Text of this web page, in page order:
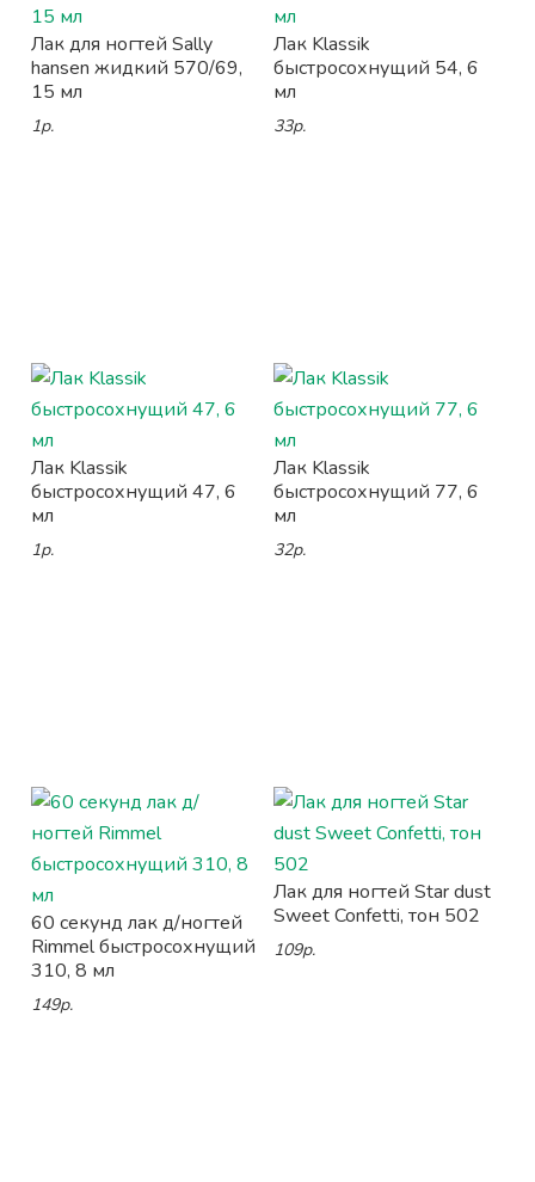
Лак для ногтей Sally
hansen жидкий 570/69,
15 мл
1р.
Лак Klassik
быстросохнущий 54, 6
мл
33р.
Лак Klassik
быстросохнущий 47, 6
мл
1р.
Лак Klassik
быстросохнущий 77, 6
мл
32р.
60 секунд лак д/ногтей
Rimmel быстросохнущий
310, 8 мл
149р.
Лак для ногтей Star dust
Sweet Confetti, тон 502
109р.